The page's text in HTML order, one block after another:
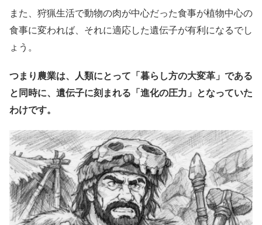
また、狩猟生活で動物の肉が中心だった食事が植物中心の
食事に変われば、それに適応した遺伝子が有利になるでし
ょう。
つまり農業は、人類にとって「暮らし方の大変革」である
と同時に、遺伝子に刻まれる「進化の圧力」となっていた
わけです。